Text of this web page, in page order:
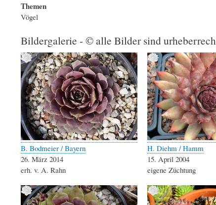
Themen
Vögel
Bildergalerie - © alle Bilder sind
B. Bodmeier / Bayern
26. März 2014
erh. v. A. Rahn
H. Diehm / Hamm
15. April 2004
eigene Züchtung